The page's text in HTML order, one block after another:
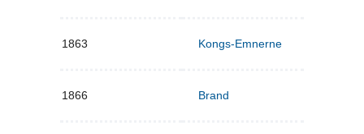
1863 Kongs-Emnerne
1866 Brand